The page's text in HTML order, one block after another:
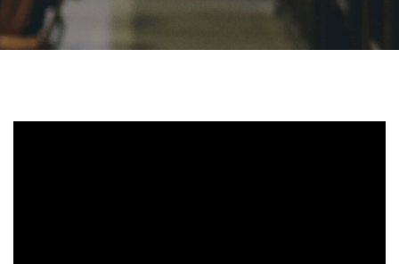
الأنظمة الذكية